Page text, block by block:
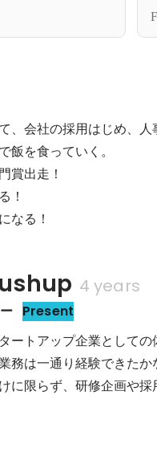
、会社の採用はじめ、
飯を食っていく。
賞出走！
！
なる！
4 years
Present
ートアップ企業としての
務は一通り経験できたか
に限らず、研修企画や